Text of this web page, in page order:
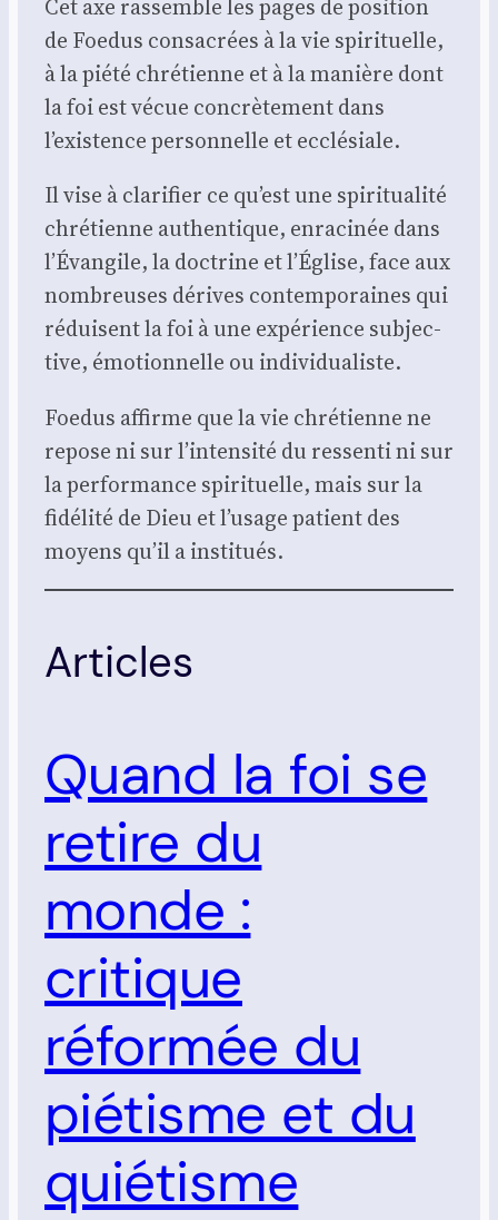
Cet axe ras­semble les pages de posi­tion
de Foe­dus consa­crées à la vie spi­ri­tuelle,
à la pié­té chré­tienne et à la manière dont
la foi est vécue concrè­te­ment dans
l’existence per­son­nelle et ecclé­siale.
Il vise à cla­ri­fier ce qu’est une spi­ri­tua­li­té
chré­tienne authen­tique, enra­ci­née dans
l’Évangile, la doc­trine et l’Église, face aux
nom­breuses dérives contem­po­raines qui
réduisent la foi à une expé­rience sub­jec­
tive, émo­tion­nelle ou indi­vi­dua­liste.
Foe­dus affirme que la vie chré­tienne ne
repose ni sur l’intensité du res­sen­ti ni sur
la per­for­mance spi­ri­tuelle, mais sur la
fidé­li­té de Dieu et l’usage patient des
moyens qu’il a ins­ti­tués.
Articles
Quand la foi se
retire du
monde :
critique
réformée du
piétisme et du
quiétisme